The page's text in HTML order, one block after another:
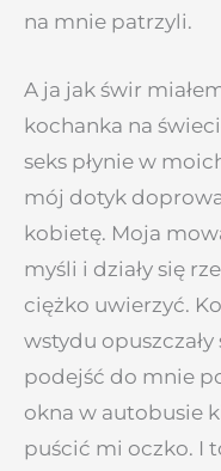
na mnie patrzyli.
A ja jak świr
kochanka na
seks płynie w
mój dotyk
kobietę. Moja
myśli i działy się
ciężko uwierzyć.
wstydu
podejść do mnie
okna w autobusie
puścić mi oczko. I